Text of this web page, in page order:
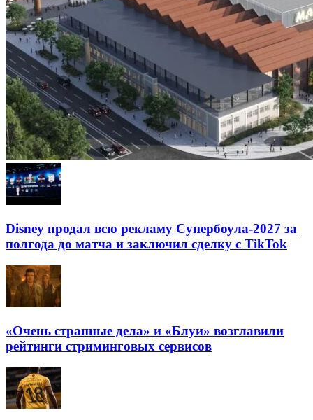
Disney продал всю рекламу Супербоула-2027 за
полгода до матча и заключил сделку с TikTok
«Очень странные дела» и «Блуи» возглавили
рейтинги стриминговых сервисов